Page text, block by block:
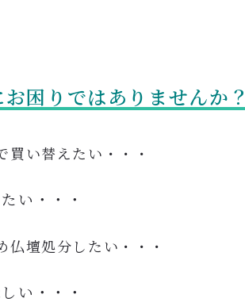
困りではありませんか？
買い替えたい・・・
い・・・
仏壇処分したい・・・
い・・・